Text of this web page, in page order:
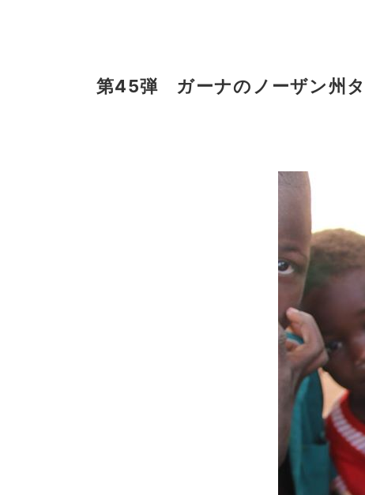
第45弾 ガーナのノーザン州